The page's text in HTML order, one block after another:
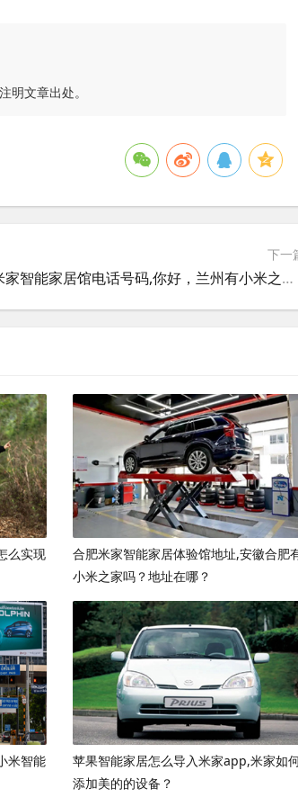
明文章出处。
下一
兰州米家智能家居馆电话号码,你好，兰州有小米之家吗？
么实现
合肥米家智能家居体验馆地址,安徽合肥
小米之家吗？地址在哪？
米智能
苹果智能家居怎么导入米家app,米家如
添加美的的设备？